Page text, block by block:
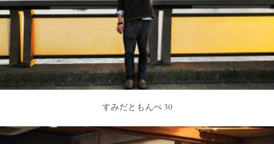
すみだともんぺ 30